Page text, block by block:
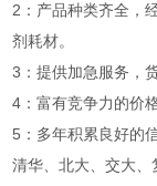
2：产品种类齐全，
剂耗材。
3：提供加急服务，
4：富有竞争力的价
5：多年积累良好的
清华、北大、交大、